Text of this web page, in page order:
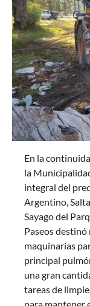
En la
la
integral del
Argentino,
Sayago del
Paseos
maquinarias
principal
una gran
tareas de